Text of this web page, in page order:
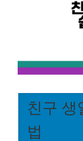
친구 생
법